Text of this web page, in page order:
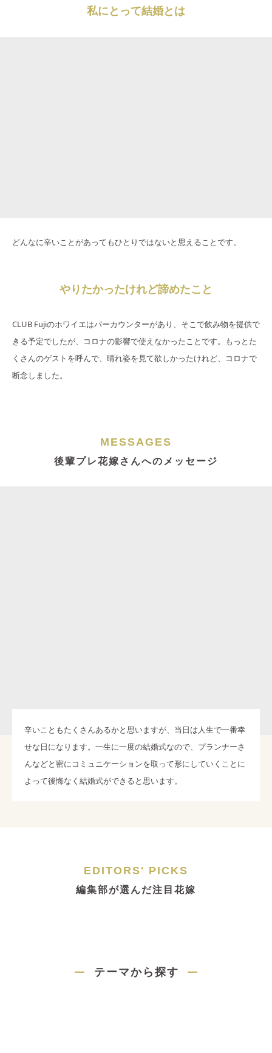
私にとって結婚とは
どんなに辛いことがあってもひとりではないと思えることです。
やりたかったけれど諦めたこと
CLUB Fujiのホワイエはバーカウンターがあり、そこで飲み物を提供で
きる予定でしたが、コロナの影響で使えなかったことです。もっとた
くさんのゲストを呼んで、晴れ姿を見て欲しかったけれど、コロナで
断念しました。
MESSAGES
後輩プレ花嫁さんへのメッセージ
辛いこともたくさんあるかと思いますが、当日は人生で一番幸
せな日になります。一生に一度の結婚式なので、プランナーさ
んなどと密にコミュニケーションを取って形にしていくことに
よって後悔なく結婚式ができると思います。
EDITORS' PICKS
編集部が選んだ注目花嫁
テーマから探す